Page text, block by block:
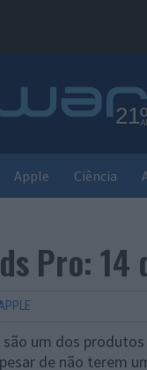
Apple Ciência
Pro:
são um dos
de não terem